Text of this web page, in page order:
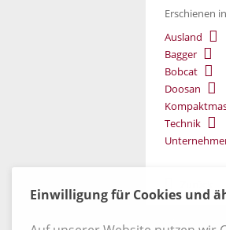
Erschienen
Ausland
Bagger
Bobcat
Doosan
Technik
Einwilligung für Cookies und